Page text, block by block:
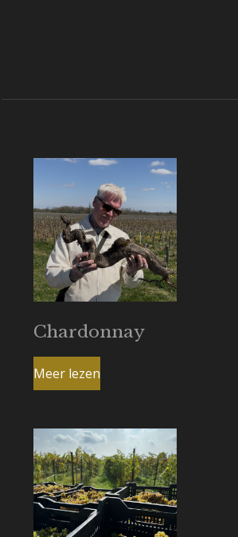
Chardonnay
Meer lezen